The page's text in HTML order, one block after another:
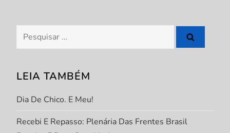
Pesquisar
por:
LEIA TAMBÉM
Dia De Chico. E Meu!
Recebi E Repasso: Plenária Das Frentes Brasil